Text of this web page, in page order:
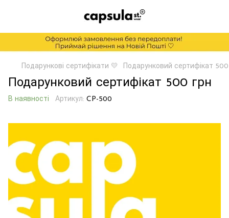
Подарункові сертифікати 💛 Подарунковий сертифікат
Подарунковий сертифікат 500 грн
В наявності Артикул: CP-500